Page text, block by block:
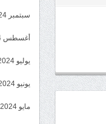
سبتمبر 2024
أغسطس 2024
يوليو 2024
يونيو 2024
مايو 2024